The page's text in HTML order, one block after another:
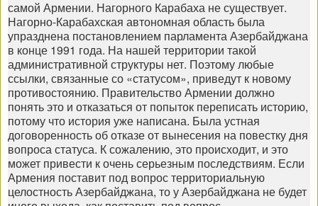
самой Армении. Нагорного Карабаха не существует.
Нагорно-Карабахская автономная область была
упразднена постановлением парламента Азербайджана
в конце 1991 года. На нашей территории такой
административной структуры нет. Поэтому любые
ссылки, связанные со «статусом», приведут к новому
противостоянию. Правительство Армении должно
понять это и отказаться от попыток переписать историю,
потому что история уже написана. Была устная
договоренность об отказе от вынесения на повестку дня
вопроса статуса. К сожалению, это происходит, и это
может привести к очень серьезным последствиям. Если
Армения поставит под вопрос территориальную
целостность Азербайджана, то у Азербайджана не будет